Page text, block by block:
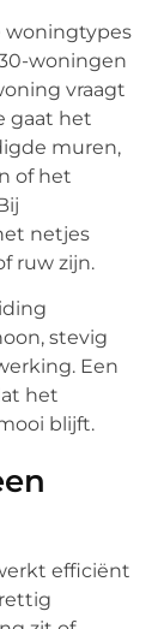
woningtypes
woningen
vraagt
gaat het
muren,
of het
netjes
ruw zijn.
stevig
Een
het
blijft.
efficiënt